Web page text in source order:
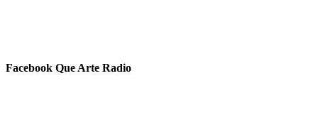
Facebook Que Arte Radio